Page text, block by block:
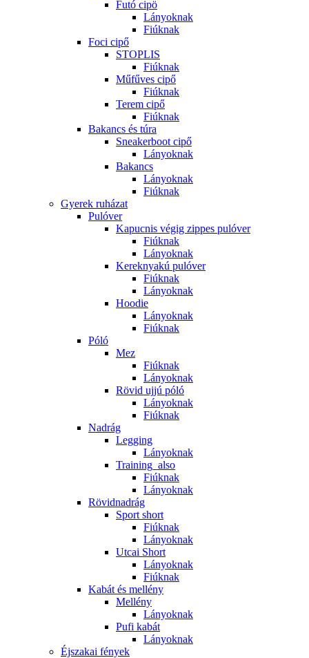
Futó cipö
Lányoknak
Fiúknak
Foci cipő
STOPLIS
Fiúknak
Műfűves cipő
Fiúknak
Terem cipő
Fiúknak
Bakancs és túra
Sneakerboot cipő
Lányoknak
Bakancs
Lányoknak
Fiúknak
Gyerek ruházat
Pulóver
Kapucnis végig zippes pulóver
Fiúknak
Lányoknak
Kereknyakú pulóver
Fiúknak
Lányoknak
Hoodie
Lányoknak
Fiúknak
Póló
Mez
Fiúknak
Lányoknak
Rövid ujjú póló
Lányoknak
Fiúknak
Nadrág
Legging
Lányoknak
Training_also
Fiúknak
Lányoknak
Rövidnadrág
Sport short
Fiúknak
Lányoknak
Utcai Short
Lányoknak
Fiúknak
Kabát és mellény
Mellény
Lányoknak
Pufi kabát
Lányoknak
Éjszakai fények